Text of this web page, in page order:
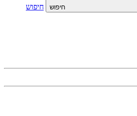
חיפוש
חיפוש